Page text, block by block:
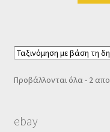
Προβάλλονται όλα - 2
ebay